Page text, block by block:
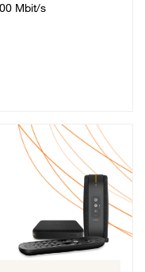
Mbit/s
€ par mois, Engagement 12 mois